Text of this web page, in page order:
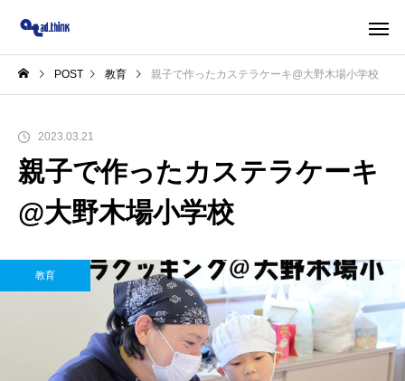
POST 教育 親子で作ったカステラケーキ@大野木場小学校
2023.03.21
親子で作ったカステラケーキ
@大野木場小学校
教育